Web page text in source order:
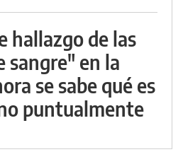
hallazgo de las
sangre" en la
se sabe qué es
puntualmente